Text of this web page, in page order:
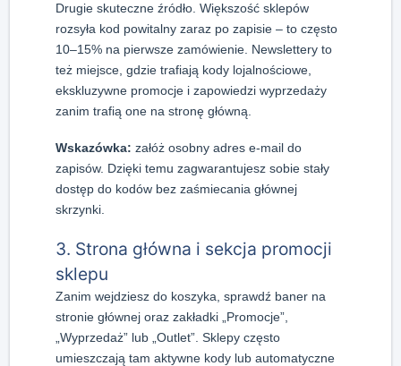
Drugie skuteczne źródło. Większość sklepów
rozsyła kod powitalny zaraz po zapisie – to często
10–15% na pierwsze zamówienie. Newslettery to
też miejsce, gdzie trafiają kody lojalnościowe,
ekskluzywne promocje i zapowiedzi wyprzedaży
zanim trafią one na stronę główną.
Wskazówka: załóż osobny adres e-mail do
zapisów. Dzięki temu zagwarantujesz sobie stały
dostęp do kodów bez zaśmiecania głównej
skrzynki.
3. Strona główna i sekcja promocji
sklepu
Zanim wejdziesz do koszyka, sprawdź baner na
stronie głównej oraz zakładki „Promocje”,
„Wyprzedaż” lub „Outlet”. Sklepy często
umieszczają tam aktywne kody lub automatyczne